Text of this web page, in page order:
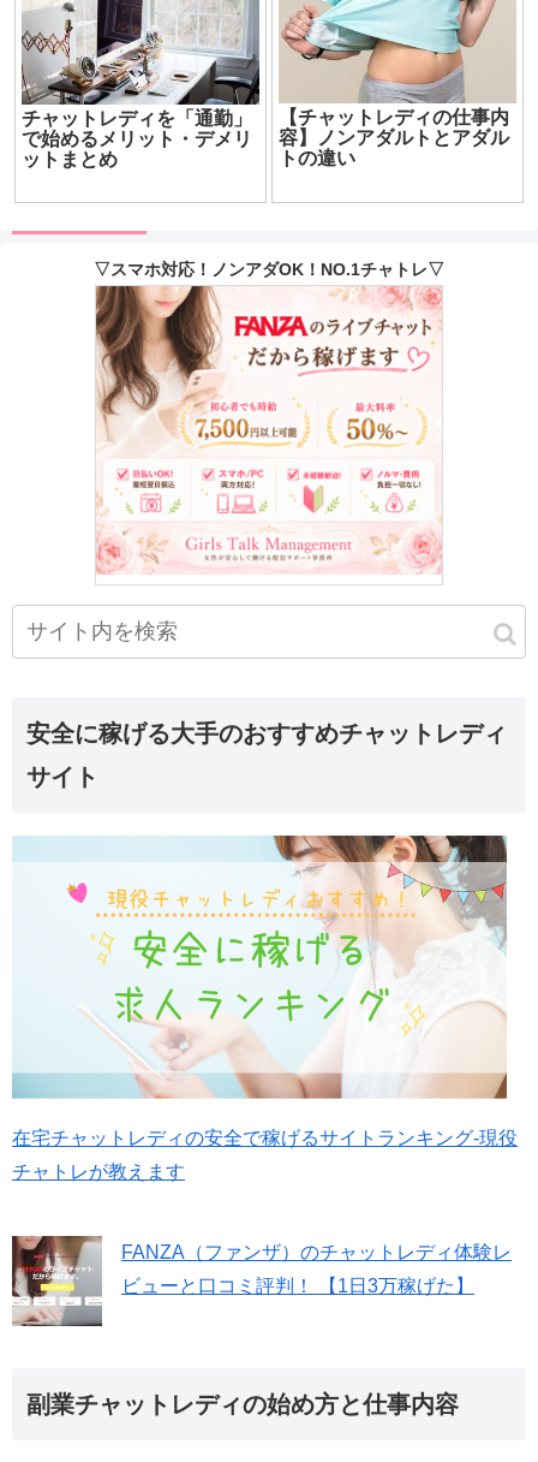
チャットレディを「通勤」
で始めるメリット・デメリ
ットまとめ
【チャットレディの仕事内
容】ノンアダルトとアダル
トの違い
▽スマホ対応！ノンアダOK！NO.1チャトレ▽
安全に稼げる大手のおすすめチャットレディ
サイト
在宅チャットレディの安全で稼げるサイトランキング-現役
チャトレが教えます
FANZA（ファンザ）のチャットレディ体験レ
ビューと口コミ評判！ 【1日3万稼げた】
副業チャットレディの始め方と仕事内容